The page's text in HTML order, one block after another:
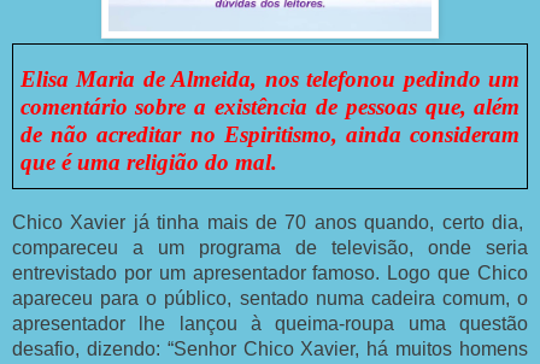
Elisa Maria de Almeida, nos telefonou pedindo um
comentário sobre a existência de pessoas que, além
de não acreditar no Espiritismo, ainda consideram
que é uma religião do mal.
Chico Xavier já tinha mais de 70 anos quando, certo dia,
compareceu a um programa de televisão, onde seria
entrevistado por um apresentador famoso. Logo que Chico
apareceu para o público, sentado numa cadeira comum, o
apresentador lhe lançou à queima-roupa uma questão
desafio, dizendo: “Senhor Chico Xavier, há muitos homens